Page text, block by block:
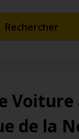
Rechercher
Voiture
de la